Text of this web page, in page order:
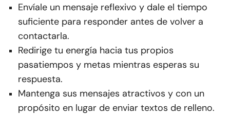
Envíale un mensaje reflexivo y dale el tiempo
suficiente para responder antes de volver a
contactarla.
Redirige tu energía hacia tus propios
pasatiempos y metas mientras esperas su
respuesta.
Mantenga sus mensajes atractivos y con un
propósito en lugar de enviar textos de relleno.